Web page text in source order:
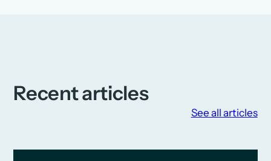
Recent articles
See all articles